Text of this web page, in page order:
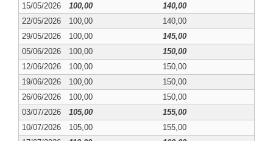
15/05/2026
100,00
140,00
22/05/2026
100,00
140,00
29/05/2026
100,00
145,00
05/06/2026
100,00
150,00
12/06/2026
100,00
150,00
19/06/2026
100,00
150,00
26/06/2026
100,00
150,00
03/07/2026
105,00
155,00
10/07/2026
105,00
155,00